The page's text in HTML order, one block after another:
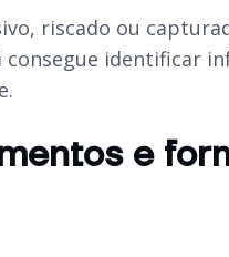
riscado ou
identificar
e